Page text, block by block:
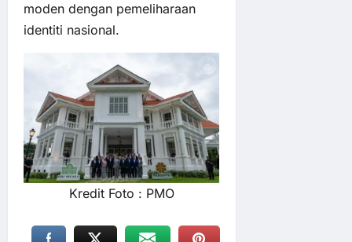
moden dengan pemeliharaan
identiti nasional.
Kredit Foto : PMO